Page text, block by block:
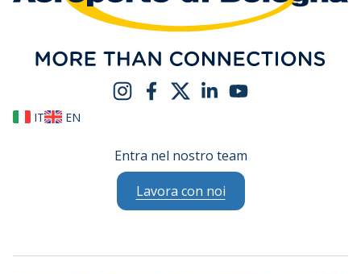
IT EN
Entra nel nostro team
Lavora con noi